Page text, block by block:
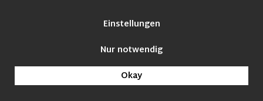
Nordic Army Scout Ryggsäck Nordic Army Tactical Mission
Einstellungen
Nur notwendig
Okay